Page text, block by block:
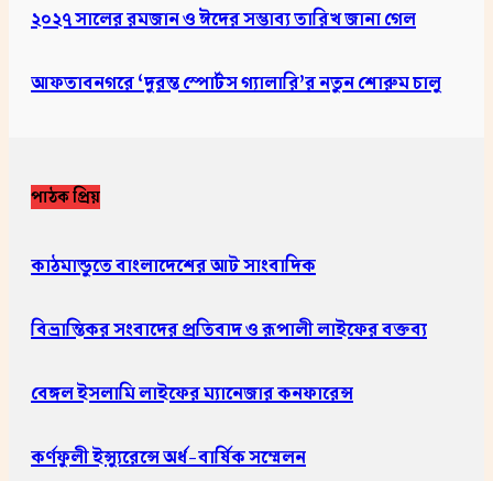
২০২৭ সালের রমজান ও ঈদের সম্ভাব্য তারিখ জানা গেল
আফতাবনগরে ‘দুরন্ত স্পোর্টস গ্যালারি’র নতুন শোরুম চালু
পাঠক প্রিয়
কাঠমান্ডুতে বাংলাদেশের আট সাংবাদিক
বিভ্রান্তিকর সংবাদের প্রতিবাদ ও রূপালী লাইফের বক্তব্য
বেঙ্গল ইসলামি লাইফের ম্যানেজার কনফারেন্স
কর্ণফুলী ইন্স্যুরেন্সে অর্ধ-বার্ষিক সম্মেলন